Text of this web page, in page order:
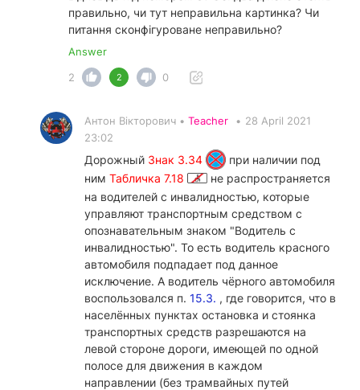
правильно, чи тут неправильна картинка? Чи
питання сконфігуроване неправильно?
Answer
2
2 0
Антон Вікторович • Teacher • 28 April 2021
23:02
Дорожный Знак 3.34
при наличии под
ним Табличка 7.18
не распространяется
на водителей с инвалидностью, которые
управляют транспортным средством с
опознавательным знаком "Водитель с
инвалидностью". То есть водитель красного
автомобиля подпадает под данное
исключение. А водитель чёрного автомобиля
воспользовался п. 15.3. , где говорится, что в
населённых пунктах остановка и стоянка
транспортных средств разрешаются на
левой стороне дороги, имеющей по одной
полосе для движения в каждом
направлении (без трамвайных путей